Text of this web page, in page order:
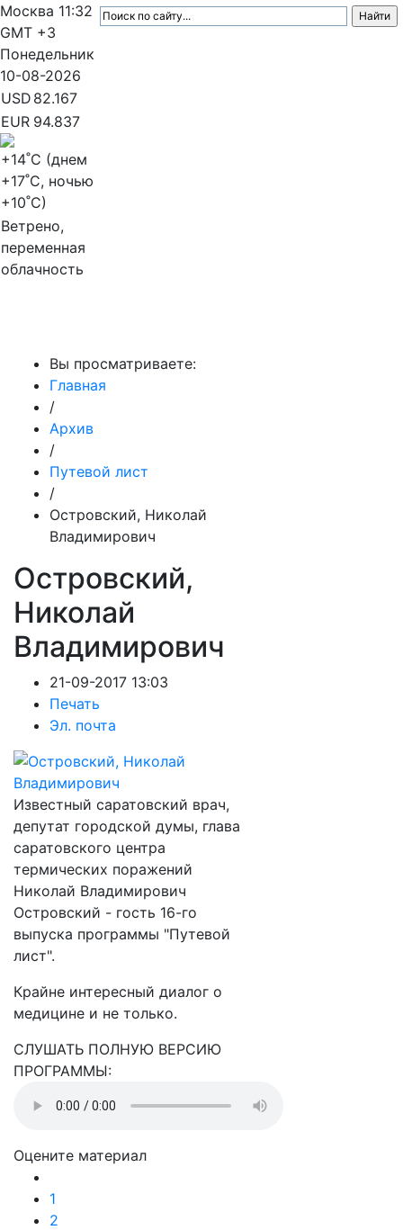
Москва 11:32
GMT +3
Понедельник
10-08-2026
USD 82.167
EUR 94.837
+14˚C (днем
+17˚C, ночью
+10˚C)
Ветрено,
переменная
облачность
Вы просматриваете:
Главная
/
Архив
/
Путевой лист
/
Островский, Николай
Владимирович
Островский,
Николай
Владимирович
21-09-2017 13:03
Печать
Эл. почта
Известный саратовский врач,
депутат городской думы, глава
саратовского центра
термических поражений
Николай Владимирович
Островский - гость 16-го
выпуска программы "Путевой
лист".
Крайне интересный диалог о
медицине и не только.
СЛУШАТЬ ПОЛНУЮ ВЕРСИЮ
ПРОГРАММЫ:
Оцените материал
1
2